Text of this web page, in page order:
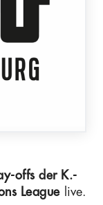
offs der K.-
Leaguelive.